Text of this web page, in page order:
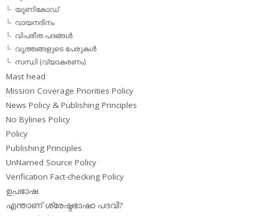
യൂണികോഡ്
വായനദിനം
വിപരീത പദങ്ങള്‍
വൃത്തങ്ങളുടെ പേരുകള്‍
സന്ധി (വ്യാകരണം)
Mast head
Mission Coverage Priorities Policy
News Policy & Publishing Principles
No Bylines Policy
Policy
Publishing Principles
UnNamed Source Policy
Verification Fact-checking Policy
ഉപഭാഷ
എന്താണ് ശ്രേഷ്ഠഭാഷാ പദവി?